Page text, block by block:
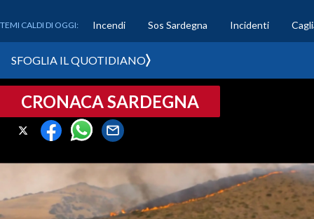
CRONACA SARDEGNA
CAGLIARI
MEDIO CAMPIDANO
ORISTANO E PROVINCIA
TEMI CALDI DI OGGI: Incendi Sos Sardegna Incidenti
SFOGLIA IL QUOTIDIANO
CRONACA SARDEGNA